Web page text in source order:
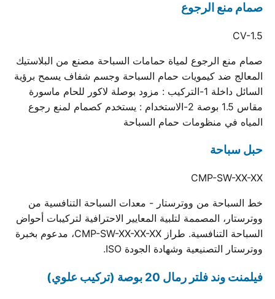
صمام منع الرجوع
CV-1.5
صمام منع الرجوع لمياة حمامات السباحة مصنع من البلاستيك
المعالج ضد كيمويات حمام السباحة وجسم شفاف يسمح برؤية
السائل داخلة 1-التركيب : مزود بوصلة لاكور للحام ماسورة
مقاس 1.5 بوصة 2-الاستخدام : يستخدم كصمام لمنع رجوع
المياه في منظومات حمام السباحة
حبل سباحة
CMP-SW-XX-XX
خط السباحة من ووترستار - معدات السباحة التنافسية من
ووترستار، المصممة لتلبية المعايير الاحترافية لتركيبات أحواض
السباحة التنافسية. طراز CMP-SW-XX-XX-XX، مدعوم بخبرة
ووترستار التصنيعية وشهادة الجودة ISO.
فيلمنت وند فلتر رمال 20 بوصة (تركيب علوي)